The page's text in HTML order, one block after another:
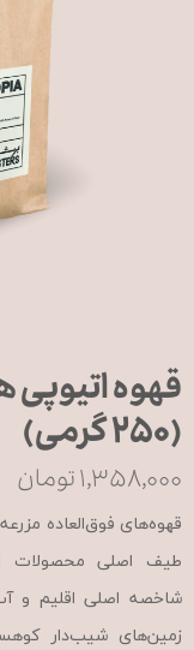
قهوه
(۲۵۰ گرمی)
۱,۳۵۸,۰۰۰ تومان
قهوه‌های فوق‌العاده
طیف اصلی محصولات
شاخصه اصلی اقلیم و
زمین‌های شیب‌دار